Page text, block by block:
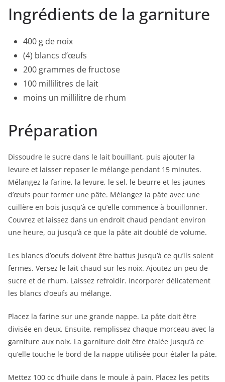
Ingrédients de la garniture
400 g de noix
(4) blancs d’œufs
200 grammes de fructose
100 millilitres de lait
moins un millilitre de rhum
Préparation
Dissoudre le sucre dans le lait bouillant, puis ajouter la
levure et laisser reposer le mélange pendant 15 minutes.
Mélangez la farine, la levure, le sel, le beurre et les jaunes
d’œufs pour former une pâte. Mélangez la pâte avec une
cuillère en bois jusqu’à ce qu’elle commence à bouillonner.
Couvrez et laissez dans un endroit chaud pendant environ
une heure, ou jusqu’à ce que la pâte ait doublé de volume.
Les blancs d’oeufs doivent être battus jusqu’à ce qu’ils soient
fermes. Versez le lait chaud sur les noix. Ajoutez un peu de
sucre et de rhum. Laissez refroidir. Incorporer délicatement
les blancs d’oeufs au mélange.
Placez la farine sur une grande nappe. La pâte doit être
divisée en deux. Ensuite, remplissez chaque morceau avec la
garniture aux noix. La garniture doit être étalée jusqu’à ce
qu’elle touche le bord de la nappe utilisée pour étaler la pâte.
Mettez 100 cc d’huile dans le moule à pain. Placez les petits